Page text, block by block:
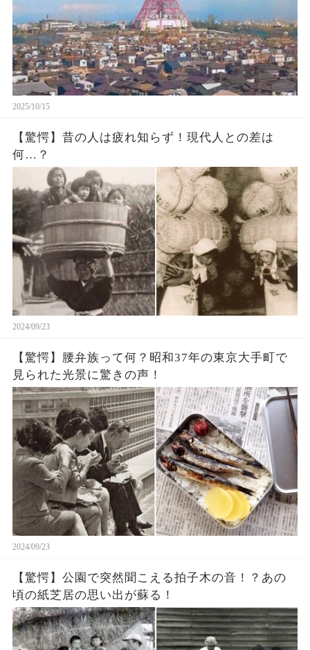
2025/10/15
【驚愕】昔の人は疲れ知らず！現代人との差は
何…？
2024/09/23
【驚愕】腰弁族って何？昭和37年の東京大手町で
見られた光景に驚きの声！
2024/09/23
【驚愕】公園で突然聞こえる拍子木の音！？あの
頃の紙芝居の思い出が蘇る！